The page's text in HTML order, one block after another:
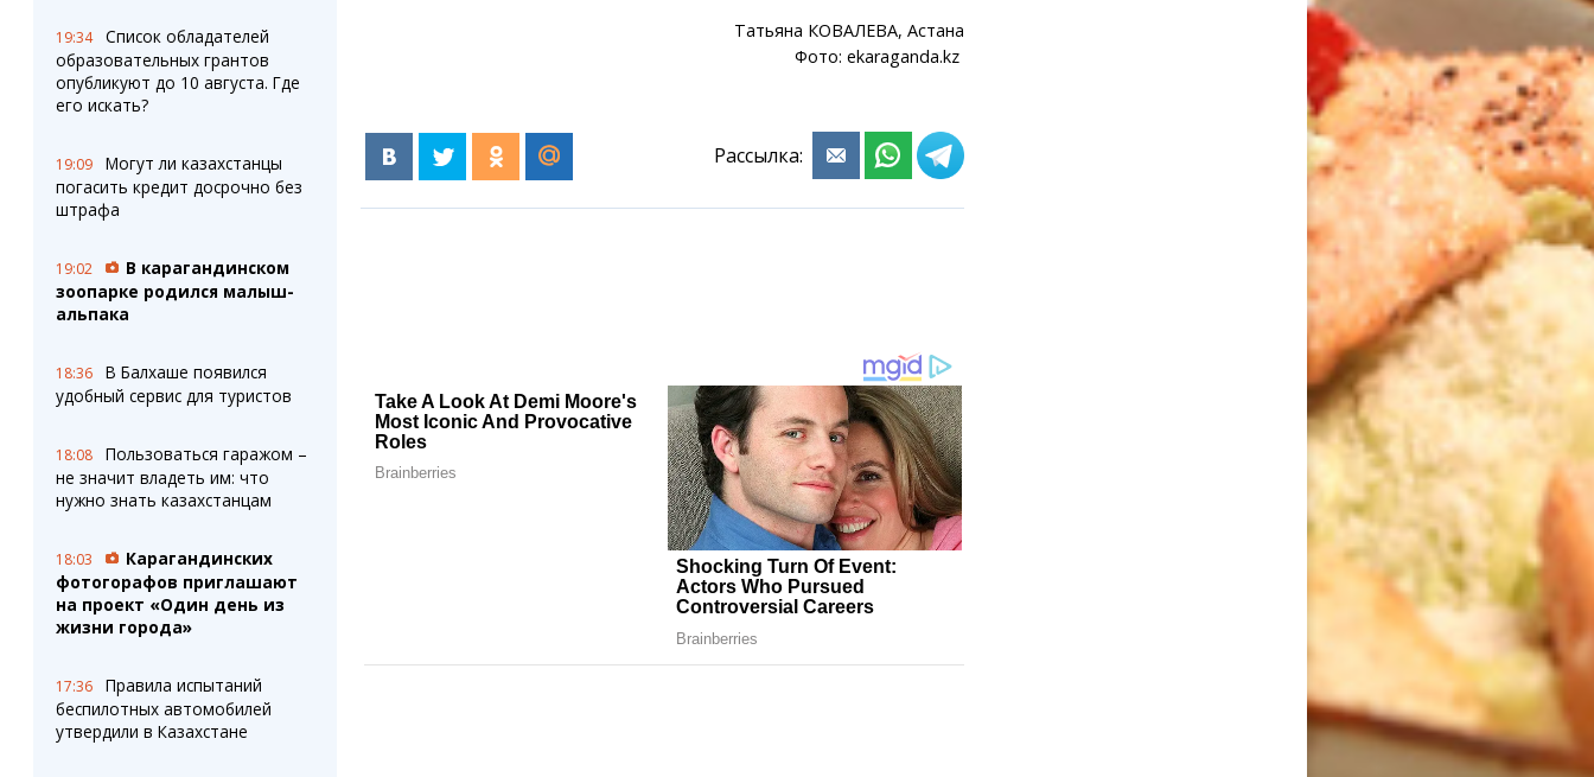
19:34
Список обладателей
образовательных грантов
опубликуют до 10 августа. Где
его искать?
19:09
Могут ли казахстанцы
погасить кредит досрочно без
штрафа
19:02
В карагандинском
зоопарке родился малыш-
альпака
18:36
В Балхаше появился
удобный сервис для туристов
18:08
Пользоваться гаражом –
не значит владеть им: что
нужно знать казахстанцам
18:03
Карагандинских
фотогорафов приглашают
на проект «Один день из
жизни города»
17:36
Правила испытаний
беспилотных автомобилей
утвердили в Казахстане
Татьяна КОВАЛЕВА, Астана
Фото: ekaraganda.kz
Рассылка: